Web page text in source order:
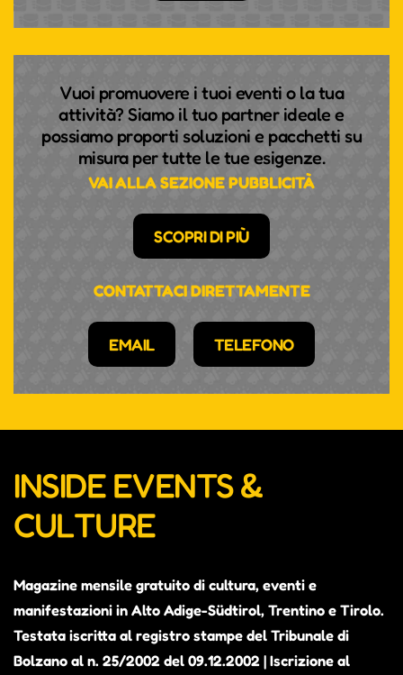
Vuoi promuovere i tuoi eventi o la tua
attività? Siamo il tuo partner ideale e
possiamo proporti soluzioni e pacchetti su
misura per tutte le tue esigenze.
VAI ALLA SEZIONE PUBBLICITÀ
SCOPRI DI PIÙ
CONTATTACI DIRETTAMENTE
EMAIL TELEFONO
INSIDE EVENTS &
CULTURE
Magazine mensile gratuito di cultura, eventi e
manifestazioni in Alto Adige-Südtirol, Trentino e Tirolo.
Testata iscritta al registro stampe del Tribunale di
Bolzano al n. 25/2002 del 09.12.2002 | Iscrizione al